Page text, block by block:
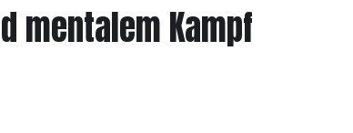
mentalem Kampf